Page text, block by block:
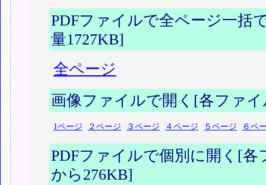
PDFファイルで全ページ一括
量1727KB]
全ページ
画像ファイルで開く[各ファ
1ページ ２ページ ３ページ ４ページ ５ページ ６ペ
PDFファイルで個別に開く[各
から276KB]